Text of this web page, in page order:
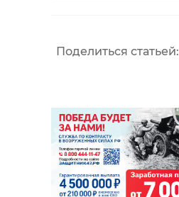
Поделиться статьей: